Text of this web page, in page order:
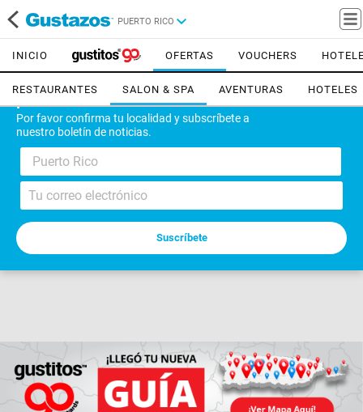
PUERTO RICO
Por favor confirma tu localidad y subscríbete a
nuestro boletín de noticias.
Puerto Rico
INICIO OFERTAS VOUCHERS
RESTAURANTES SALON & SPA AVENTURAS HOTELES